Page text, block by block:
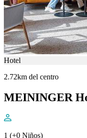
Hotel
2.72km del centro
MEININGER
1 (+0 Niños)